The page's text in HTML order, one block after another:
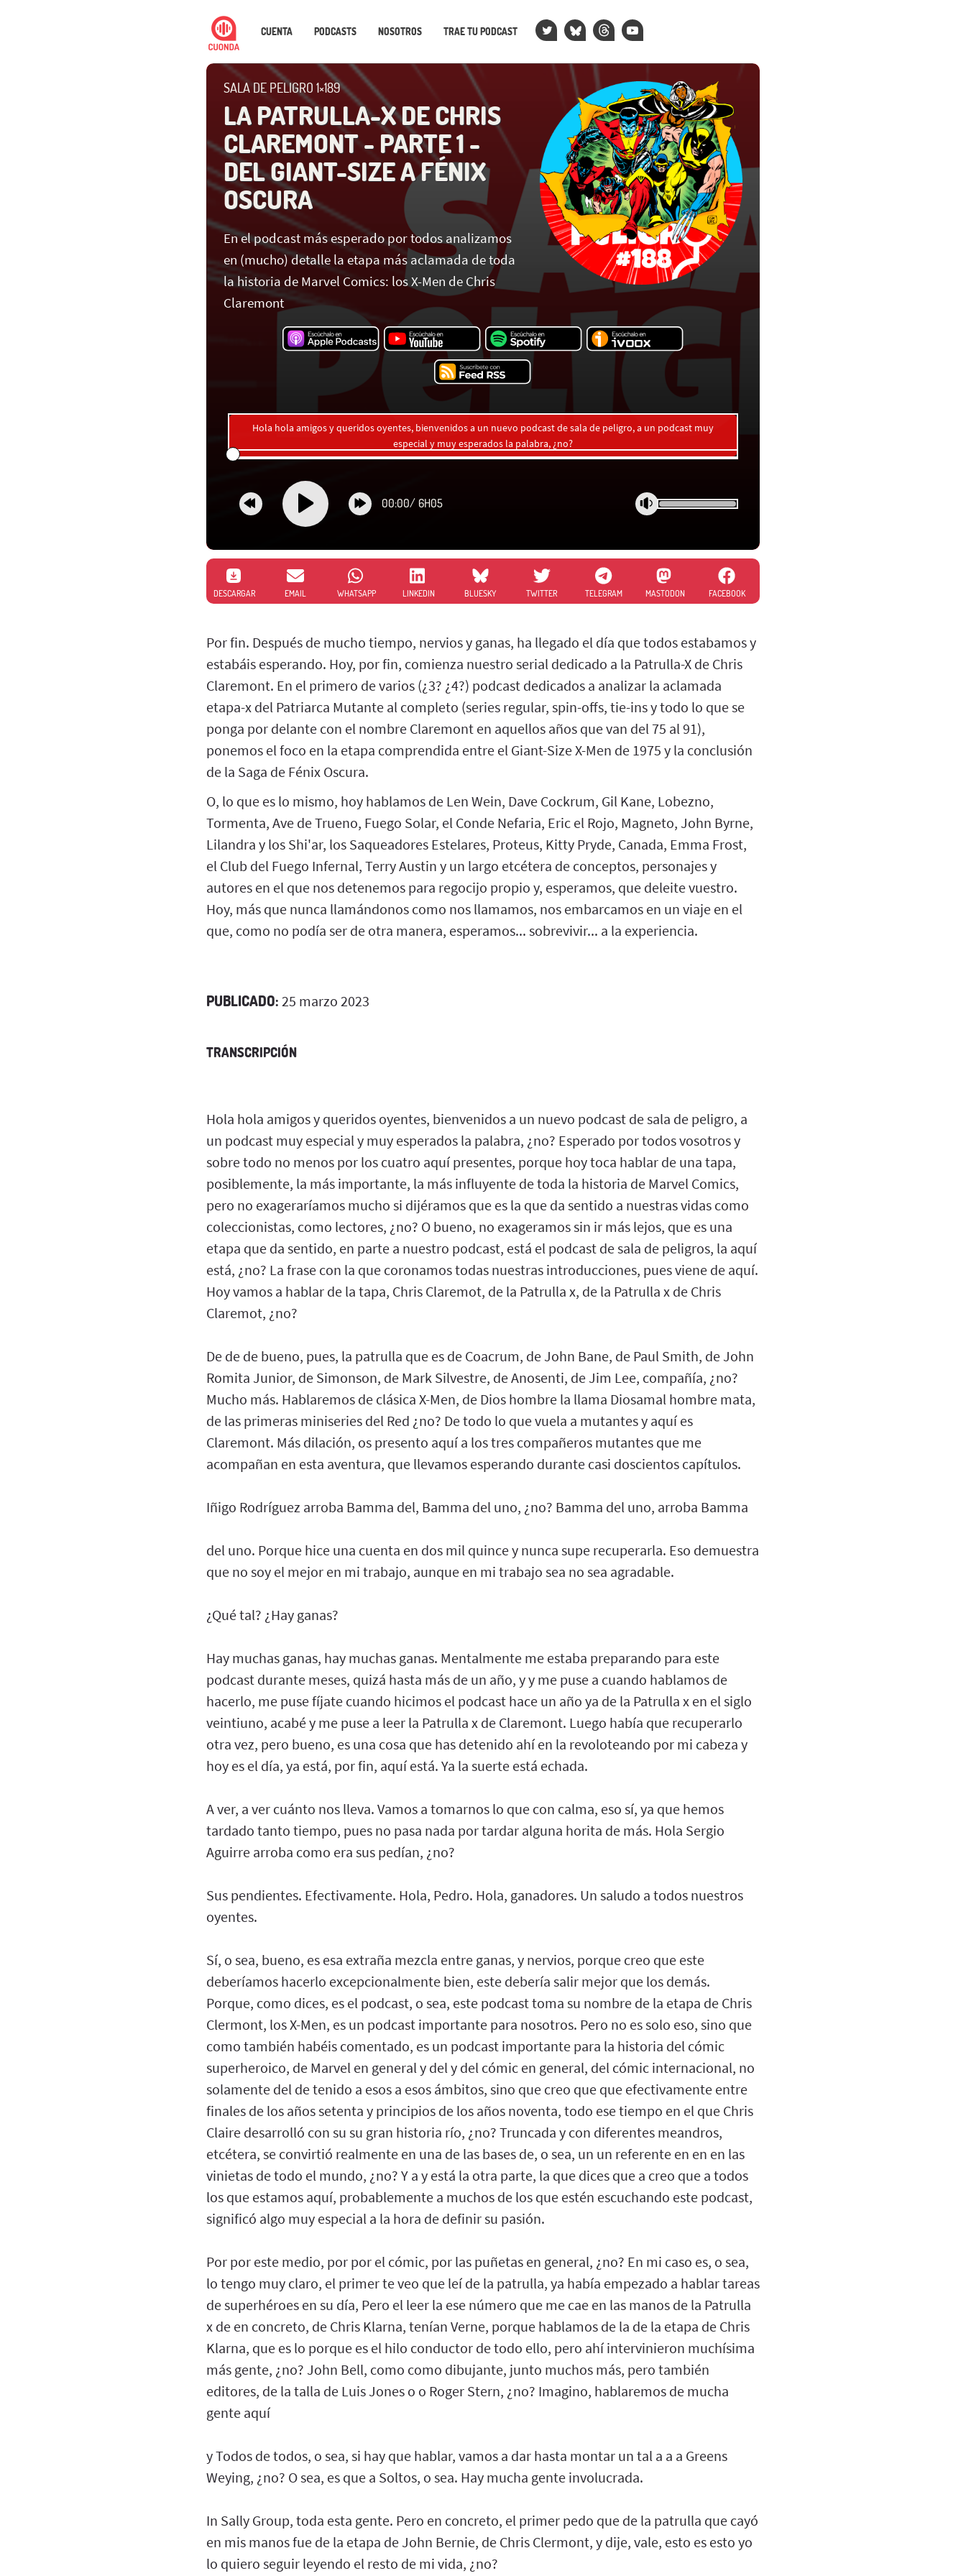
CUENTA PODCASTS NOSOTROS TRAE TU PODCAST
SALA DE PELIGRO 1×189
LA PATRULLA-X DE CHRIS
CLAREMONT - PARTE 1 -
DEL GIANT-SIZE A FÉNIX
OSCURA
En el podcast más esperado por todos analizamos
en (mucho) detalle la etapa más aclamada de toda
la historia de Marvel Comics: los X-Men de Chris
Claremont
Hola hola amigos y queridos oyentes, bienvenidos a un nuevo podcast de sala de peligro, a un podcast muy
especial y muy esperados la palabra, ¿no?
00:00/ 6H05
DESCARGAR EMAIL WHATSAPP LINKEDIN BLUESKY TWITTER TELEGRAM MASTODON FACEBOOK
Por fin. Después de mucho tiempo, nervios y ganas, ha llegado el día que todos estabamos y
estabáis esperando. Hoy, por fin, comienza nuestro serial dedicado a la Patrulla-X de Chris
Claremont. En el primero de varios (¿3? ¿4?) podcast dedicados a analizar la aclamada
etapa-x del Patriarca Mutante al completo (series regular, spin-offs, tie-ins y todo lo que se
ponga por delante con el nombre Claremont en aquellos años que van del 75 al 91),
ponemos el foco en la etapa comprendida entre el Giant-Size X-Men de 1975 y la conclusión
de la Saga de Fénix Oscura.
O, lo que es lo mismo, hoy hablamos de Len Wein, Dave Cockrum, Gil Kane, Lobezno,
Tormenta, Ave de Trueno, Fuego Solar, el Conde Nefaria, Eric el Rojo, Magneto, John Byrne,
Lilandra y los Shi'ar, los Saqueadores Estelares, Proteus, Kitty Pryde, Canada, Emma Frost,
el Club del Fuego Infernal, Terry Austin y un largo etcétera de conceptos, personajes y
autores en el que nos detenemos para regocijo propio y, esperamos, que deleite vuestro.
Hoy, más que nunca llamándonos como nos llamamos, nos embarcamos en un viaje en el
que, como no podía ser de otra manera, esperamos... sobrevivir... a la experiencia.
PUBLICADO: 25 marzo 2023
TRANSCRIPCIÓN
Hola hola amigos y queridos oyentes, bienvenidos a un nuevo podcast de sala de peligro, a
un podcast muy especial y muy esperados la palabra, ¿no? Esperado por todos vosotros y
sobre todo no menos por los cuatro aquí presentes, porque hoy toca hablar de una tapa,
posiblemente, la más importante, la más influyente de toda la historia de Marvel Comics,
pero no exageraríamos mucho si dijéramos que es la que da sentido a nuestras vidas como
coleccionistas, como lectores, ¿no? O bueno, no exageramos sin ir más lejos, que es una
etapa que da sentido, en parte a nuestro podcast, está el podcast de sala de peligros, la aquí
está, ¿no? La frase con la que coronamos todas nuestras introducciones, pues viene de aquí.
Hoy vamos a hablar de la tapa, Chris Claremot, de la Patrulla x, de la Patrulla x de Chris
Claremot, ¿no?
De de de bueno, pues, la patrulla que es de Coacrum, de John Bane, de Paul Smith, de John
Romita Junior, de Simonson, de Mark Silvestre, de Anosenti, de Jim Lee, compañía, ¿no?
Mucho más. Hablaremos de clásica X-Men, de Dios hombre la llama Diosamal hombre mata,
de las primeras miniseries del Red ¿no? De todo lo que vuela a mutantes y aquí es
Claremont. Más dilación, os presento aquí a los tres compañeros mutantes que me
acompañan en esta aventura, que llevamos esperando durante casi doscientos capítulos.
Iñigo Rodríguez arroba Bamma del, Bamma del uno, ¿no? Bamma del uno, arroba Bamma
del uno. Porque hice una cuenta en dos mil quince y nunca supe recuperarla. Eso demuestra
que no soy el mejor en mi trabajo, aunque en mi trabajo sea no sea agradable.
¿Qué tal? ¿Hay ganas?
Hay muchas ganas, hay muchas ganas. Mentalmente me estaba preparando para este
podcast durante meses, quizá hasta más de un año, y y me puse a cuando hablamos de
hacerlo, me puse fíjate cuando hicimos el podcast hace un año ya de la Patrulla x en el siglo
veintiuno, acabé y me puse a leer la Patrulla x de Claremont. Luego había que recuperarlo
otra vez, pero bueno, es una cosa que has detenido ahí en la revoloteando por mi cabeza y
hoy es el día, ya está, por fin, aquí está. Ya la suerte está echada.
A ver, a ver cuánto nos lleva. Vamos a tomarnos lo que con calma, eso sí, ya que hemos
tardado tanto tiempo, pues no pasa nada por tardar alguna horita de más. Hola Sergio
Aguirre arroba como era sus pedían, ¿no?
Sus pendientes. Efectivamente. Hola, Pedro. Hola, ganadores. Un saludo a todos nuestros
oyentes.
Sí, o sea, bueno, es esa extraña mezcla entre ganas, y nervios, porque creo que este
deberíamos hacerlo excepcionalmente bien, este debería salir mejor que los demás.
Porque, como dices, es el podcast, o sea, este podcast toma su nombre de la etapa de Chris
Clermont, los X-Men, es un podcast importante para nosotros. Pero no es solo eso, sino que
como también habéis comentado, es un podcast importante para la historia del cómic
superheroico, de Marvel en general y del y del cómic en general, del cómic internacional, no
solamente del de tenido a esos a esos ámbitos, sino que creo que que efectivamente entre
finales de los años setenta y principios de los años noventa, todo ese tiempo en el que Chris
Claire desarrolló con su su gran historia río, ¿no? Truncada y con diferentes meandros,
etcétera, se convirtió realmente en una de las bases de, o sea, un un referente en en en las
vinietas de todo el mundo, ¿no? Y a y está la otra parte, la que dices que a creo que a todos
los que estamos aquí, probablemente a muchos de los que estén escuchando este podcast,
significó algo muy especial a la hora de definir su pasión.
Por por este medio, por por el cómic, por las puñetas en general, ¿no? En mi caso es, o sea,
lo tengo muy claro, el primer te veo que leí de la patrulla, ya había empezado a hablar tareas
de superhéroes en su día, Pero el leer la ese número que me cae en las manos de la Patrulla
x de en concreto, de Chris Klarna, tenían Verne, porque hablamos de la de la etapa de Chris
Klarna, que es lo porque es el hilo conductor de todo ello, pero ahí intervinieron muchísima
más gente, ¿no? John Bell, como como dibujante, junto muchos más, pero también
editores, de la talla de Luis Jones o o Roger Stern, ¿no? Imagino, hablaremos de mucha
gente aquí
y Todos de todos, o sea, si hay que hablar, vamos a dar hasta montar un tal a a a Greens
Weying, ¿no? O sea, es que a Soltos, o sea. Hay mucha gente involucrada.
In Sally Group, toda esta gente. Pero en concreto, el primer pedo que de la patrulla que cayó
en mis manos fue de la etapa de John Bernie, de Chris Clermont, y dije, vale, esto es esto yo
lo quiero seguir leyendo el resto de mi vida, ¿no?